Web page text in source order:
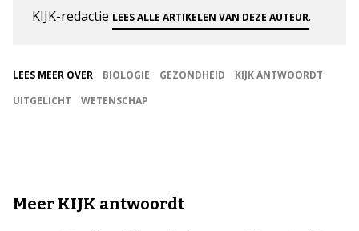
KIJK-redactie LEES ALLE ARTIKELEN VAN DEZE AUTEUR.
LEES MEER OVER BIOLOGIE GEZONDHEID
KIJK ANTWOORDT
UITGELICHT
WETENSCHAP
Meer KIJK antwoordt